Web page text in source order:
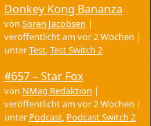
Donkey Kong Bananza
von Sören Jacobsen |
veröffentlicht am vor 2 Wochen |
unterTest,Test Switch 2
#657 – Star Fox
von NMag Redaktion |
veröffentlicht am vor 2 Wochen |
unter Podcast, Podcast Switch 2